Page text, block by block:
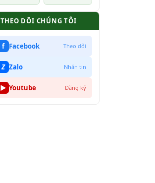
THEO DÕI CHÚNG TÔI
f Facebook Theo dõi
Z Zalo Nhắn tin
▶ Youtube Đăng ký